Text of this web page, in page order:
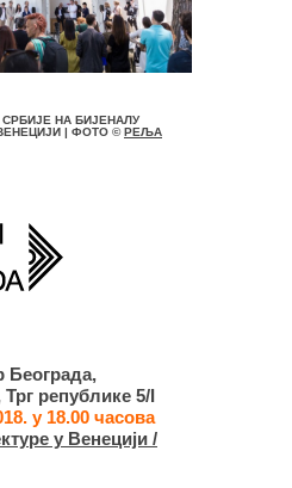
НА БИЈЕНАЛУ
| ФОТО ©РЕЉА
Београда,
Трг републике 5/I
у 18.00 часова
у Венецији /